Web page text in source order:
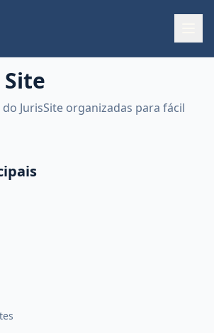
JurisSite organizadas para fácil